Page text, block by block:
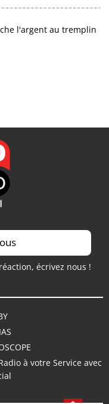
l'argent au tremplin
écrivez nous !
à votre Service avec